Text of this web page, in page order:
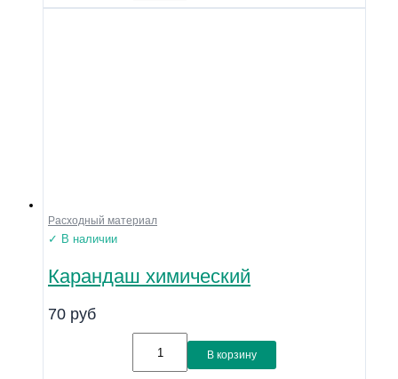
Расходный материал
✓ В наличии
Карандаш химический
70 руб
В корзину